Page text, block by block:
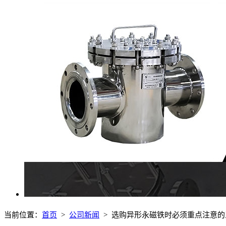
当前位置： 首页 > 公司新闻 > 选购异形永磁铁时必须重点注意